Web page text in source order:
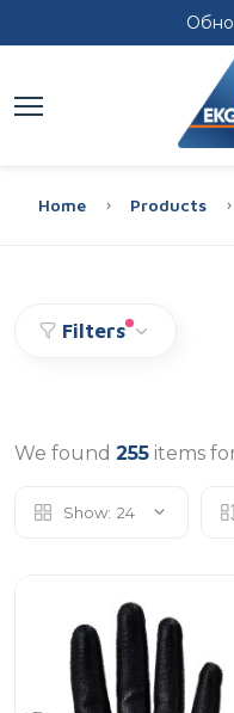
Home Products
Filters
We found 255 items
Show: 24